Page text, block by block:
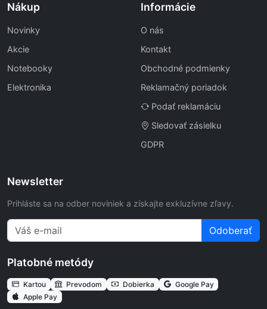
Nákup
Novinky
Akcie
Notebooky
Elektronika
Informácie
O nás
Kontakt
Obchodné podmienky
Reklamačný poriadok
Podať reklamáciu
Sledovať zásielku
GDPR
Newsletter
Prihláste sa na odber noviniek a získajte exkluzívne zľavy.
Odoberať
Platobné metódy
Kartou Prevodom Dobierka
Google Pay
Apple Pay